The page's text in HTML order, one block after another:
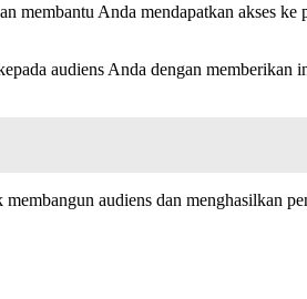
membantu Anda mendapatkan akses
audiens Anda dengan memberikan
audiens dan menghasilkan